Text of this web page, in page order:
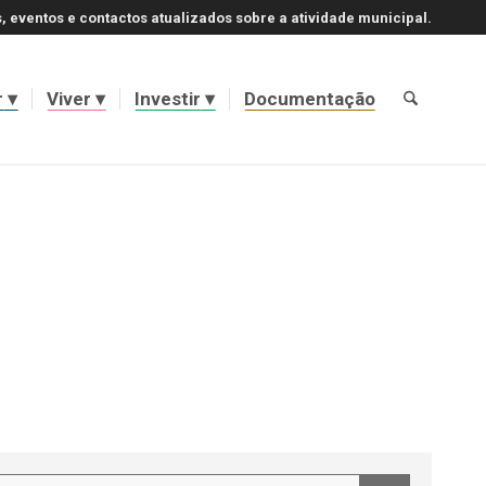
eventos e contactos atualizados sobre a atividade municipal.
Viver Investir Documentação